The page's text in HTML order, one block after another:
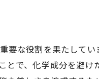
屋町の自然資源を活用
特産品を使った髪質改
な役割を果たして
で、化学成分を避